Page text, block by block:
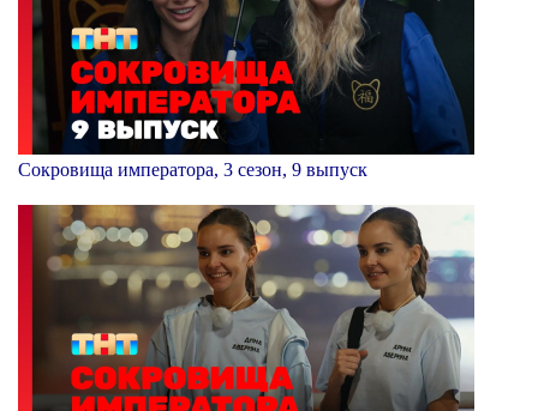
Сокровища императора, 3 сезон, 9 выпуск